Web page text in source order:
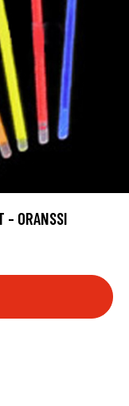
- ORANSSI